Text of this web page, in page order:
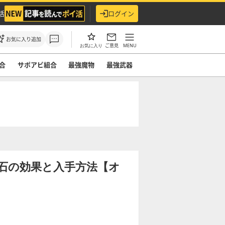
ログイン
お気に入り追加
お気に入り ご意見 MENU
サポアビ組合 最強魔物 最強武器
の効果と入手方法【オ